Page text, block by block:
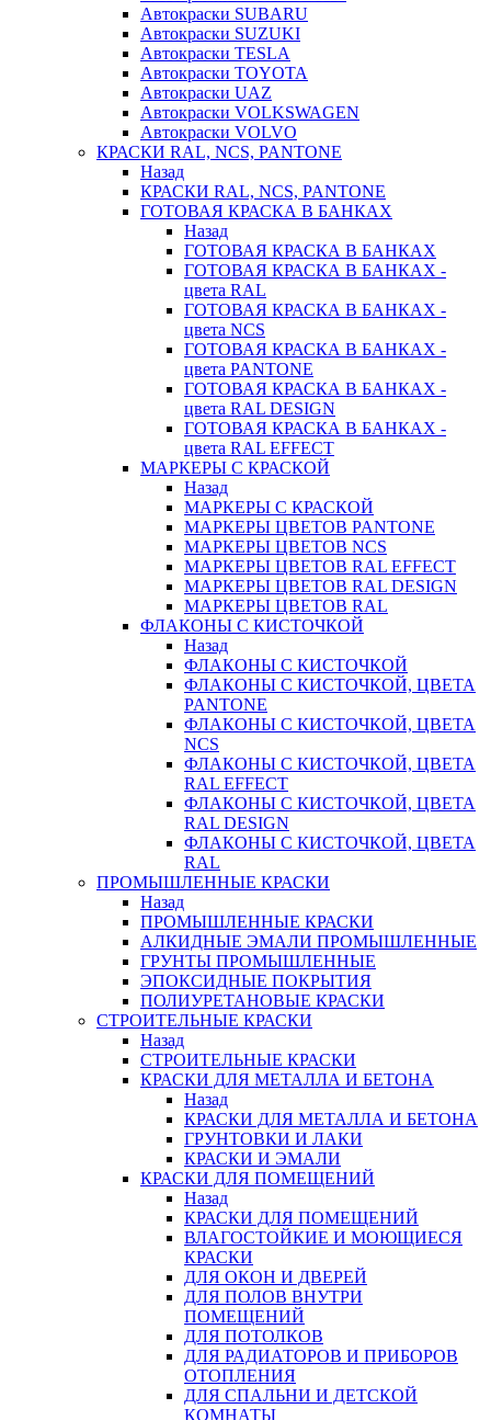
Автокраски SUBARU
Автокраски SUZUKI
Автокраски TESLA
Автокраски TOYOTA
Автокраски UAZ
Автокраски VOLKSWAGEN
Автокраски VOLVO
КРАСКИ RAL, NCS, PANTONE
Назад
КРАСКИ RAL, NCS, PANTONE
ГОТОВАЯ КРАСКА В БАНКАХ
Назад
ГОТОВАЯ КРАСКА В БАНКАХ
ГОТОВАЯ КРАСКА В БАНКАХ -
цвета RAL
ГОТОВАЯ КРАСКА В БАНКАХ -
цвета NCS
ГОТОВАЯ КРАСКА В БАНКАХ -
цвета PANTONE
ГОТОВАЯ КРАСКА В БАНКАХ -
цвета RAL DESIGN
ГОТОВАЯ КРАСКА В БАНКАХ -
цвета RAL EFFECT
МАРКЕРЫ С КРАСКОЙ
Назад
МАРКЕРЫ С КРАСКОЙ
МАРКЕРЫ ЦВЕТОВ PANTONE
МАРКЕРЫ ЦВЕТОВ NCS
МАРКЕРЫ ЦВЕТОВ RAL EFFECT
МАРКЕРЫ ЦВЕТОВ RAL DESIGN
МАРКЕРЫ ЦВЕТОВ RAL
ФЛАКОНЫ С КИСТОЧКОЙ
Назад
ФЛАКОНЫ С КИСТОЧКОЙ
ФЛАКОНЫ С КИСТОЧКОЙ, ЦВЕТА
PANTONE
ФЛАКОНЫ С КИСТОЧКОЙ, ЦВЕТА
NCS
ФЛАКОНЫ С КИСТОЧКОЙ, ЦВЕТА
RAL EFFECT
ФЛАКОНЫ С КИСТОЧКОЙ, ЦВЕТА
RAL DESIGN
ФЛАКОНЫ С КИСТОЧКОЙ, ЦВЕТА
RAL
ПРОМЫШЛЕННЫЕ КРАСКИ
Назад
ПРОМЫШЛЕННЫЕ КРАСКИ
АЛКИДНЫЕ ЭМАЛИ ПРОМЫШЛЕННЫЕ
ГРУНТЫ ПРОМЫШЛЕННЫЕ
ЭПОКСИДНЫЕ ПОКРЫТИЯ
ПОЛИУРЕТАНОВЫЕ КРАСКИ
СТРОИТЕЛЬНЫЕ КРАСКИ
Назад
СТРОИТЕЛЬНЫЕ КРАСКИ
КРАСКИ ДЛЯ МЕТАЛЛА И БЕТОНА
Назад
КРАСКИ ДЛЯ МЕТАЛЛА И БЕТОНА
ГРУНТОВКИ И ЛАКИ
КРАСКИ И ЭМАЛИ
КРАСКИ ДЛЯ ПОМЕЩЕНИЙ
Назад
КРАСКИ ДЛЯ ПОМЕЩЕНИЙ
ВЛАГОСТОЙКИЕ И МОЮЩИЕСЯ
КРАСКИ
ДЛЯ ОКОН И ДВЕРЕЙ
ДЛЯ ПОЛОВ ВНУТРИ
ПОМЕЩЕНИЙ
ДЛЯ ПОТОЛКОВ
ДЛЯ РАДИАТОРОВ И ПРИБОРОВ
ОТОПЛЕНИЯ
ДЛЯ СПАЛЬНИ И ДЕТСКОЙ
КОМНАТЫ